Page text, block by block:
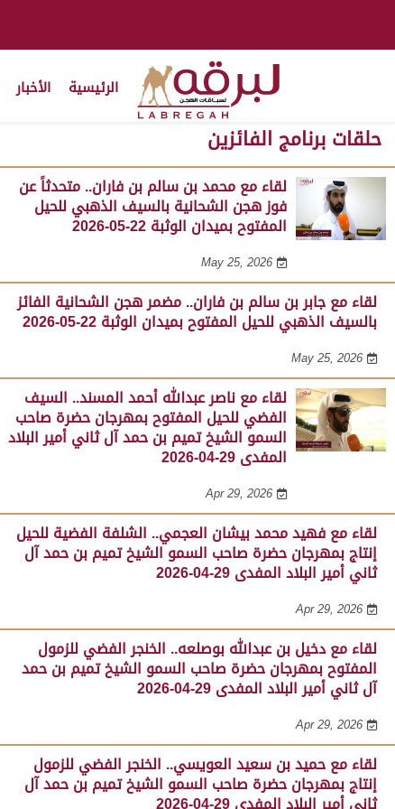
الرئيسية الأخبار
حلقات برنامج الفائزين
لقاء مع محمد بن سالم بن فاران.. متحدثاً عن
فوز هجن الشحانية بالسيف الذهبي للحيل
المفتوح بميدان الوثبة 22-05-2026
May 25, 2026
لقاء مع جابر بن سالم بن فاران.. مضمر هجن الشحانية الفائز
بالسيف الذهبي للحيل المفتوح بميدان الوثبة 22-05-2026
May 25, 2026
لقاء مع ناصر عبدالله أحمد المسند.. السيف
الفضي للحيل المفتوح بمهرجان حضرة صاحب
السمو الشيخ تميم بن حمد آل ثاني أمير البلاد
المفدى 29-04-2026
Apr 29, 2026
لقاء مع فهيد محمد بيشان العجمي.. الشلفة الفضية للحيل
إنتاج بمهرجان حضرة صاحب السمو الشيخ تميم بن حمد آل
ثاني أمير البلاد المفدى 29-04-2026
Apr 29, 2026
لقاء مع دخيل بن عبدالله بوصلعه.. الخنجر الفضي للزمول
المفتوح بمهرجان حضرة صاحب السمو الشيخ تميم بن حمد
آل ثاني أمير البلاد المفدى 29-04-2026
Apr 29, 2026
لقاء مع حميد بن سعيد العويسي.. الخنجر الفضي للزمول
إنتاج بمهرجان حضرة صاحب السمو الشيخ تميم بن حمد آل